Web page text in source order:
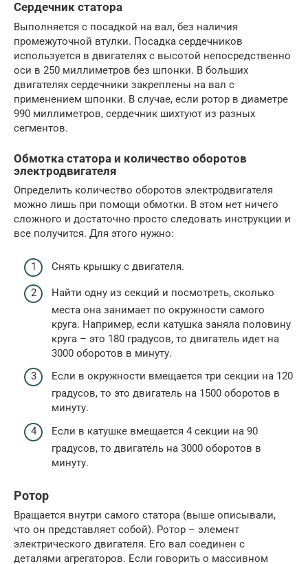
Сердечник статора
Выполняется с посадкой на вал, без наличия
промежуточной втулки. Посадка сердечников
используется в двигателях с высотой непосредственно
оси в 250 миллиметров без шпонки. В больших
двигателях сердечники закреплены на вал с
применением шпонки. В случае, если ротор в диаметре
990 миллиметров, сердечник шихтуют из разных
сегментов.
Обмотка статора и количество оборотов
электродвигателя
Определить количество оборотов электродвигателя
можно лишь при помощи обмотки. В этом нет ничего
сложного и достаточно просто следовать инструкции и
все получится. Для этого нужно:
Снять крышку с двигателя.
Найти одну из секций и посмотреть, сколько
места она занимает по окружности самого
круга. Например, если катушка заняла половину
круга – это 180 градусов, то двигатель идет на
3000 оборотов в минуту.
Если в окружности вмещается три секции на 120
градусов, то это двигатель на 1500 оборотов в
минуту.
Если в катушке вмещается 4 секции на 90
градусов, то двигатель на 3000 оборотов в
минуту.
Ротор
Вращается внутри самого статора (выше описывали,
что он представляет собой). Ротор – элемент
электрического двигателя. Его вал соединен с
деталями агрегаторов. Если говорить о массивном